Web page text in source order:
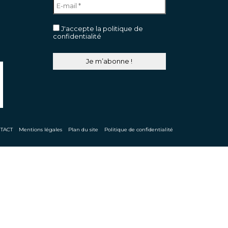
J'accepte la politique de
confidentialité
Mentions légales Plan du site Politique de confidentialité